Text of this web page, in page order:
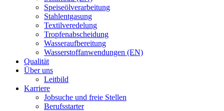
Speiseölverarbeitung
Stahlentgasung
Textilveredelung
Tropfenabscheidung
Wasseraufbereitung
Wasserstoffanwendungen (EN)
Qualität
Über uns
Leitbild
Karriere
Jobsuche und freie Stellen
Berufsstarter